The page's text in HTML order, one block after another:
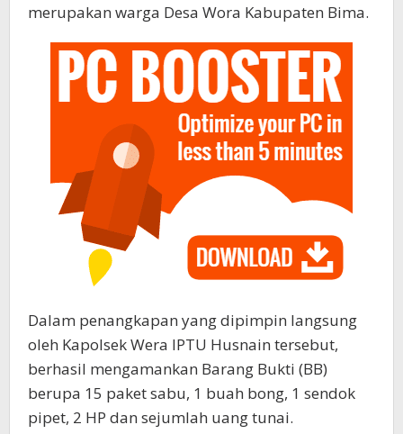
merupakan warga Desa Wora Kabupaten Bima.
Dalam penangkapan yang dipimpin langsung
oleh Kapolsek Wera IPTU Husnain tersebut,
berhasil mengamankan Barang Bukti (BB)
berupa 15 paket sabu, 1 buah bong, 1 sendok
pipet, 2 HP dan sejumlah uang tunai.